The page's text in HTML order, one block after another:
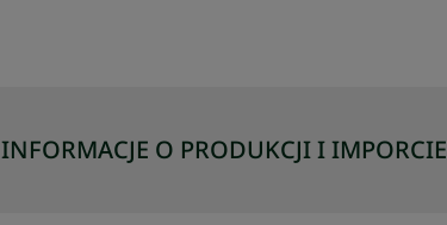
INFORMACJE O PRODUKCJI I IMPORCIE